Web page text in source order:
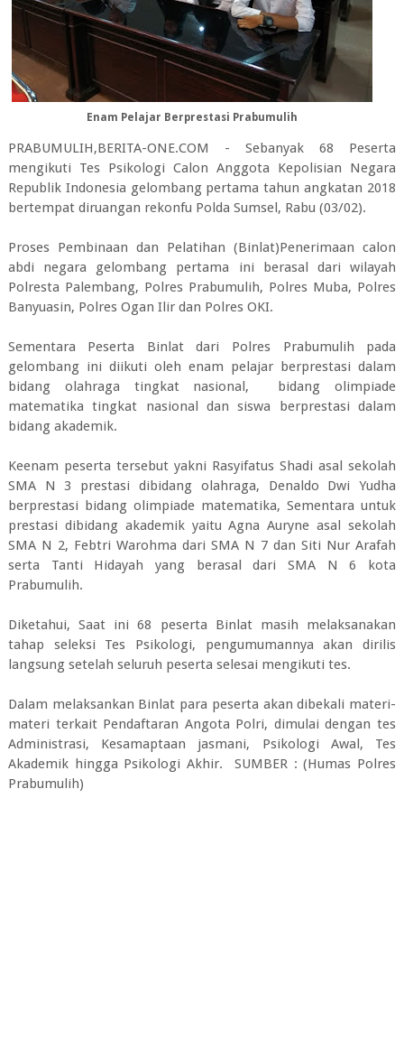
Enam Pelajar Berprestasi Prabumulih
PRABUMULIH,BERITA-ONE.COM - Sebanyak 68 Peserta
mengikuti Tes Psikologi Calon Anggota Kepolisian Negara
Republik Indonesia gelombang pertama tahun angkatan 2018
bertempat diruangan rekonfu Polda Sumsel, Rabu (03/02).
Proses Pembinaan dan Pelatihan (Binlat)Penerimaan calon
abdi negara gelombang pertama ini berasal dari wilayah
Polresta Palembang, Polres Prabumulih, Polres Muba, Polres
Banyuasin, Polres Ogan Ilir dan Polres OKI.
Sementara Peserta Binlat dari Polres Prabumulih pada
gelombang ini diikuti oleh enam pelajar berprestasi dalam
bidang olahraga tingkat nasional, bidang olimpiade
matematika tingkat nasional dan siswa berprestasi dalam
bidang akademik.
Keenam peserta tersebut yakni Rasyifatus Shadi asal sekolah
SMA N 3 prestasi dibidang olahraga, Denaldo Dwi Yudha
berprestasi bidang olimpiade matematika, Sementara untuk
prestasi dibidang akademik yaitu Agna Auryne asal sekolah
SMA N 2, Febtri Warohma dari SMA N 7 dan Siti Nur Arafah
serta Tanti Hidayah yang berasal dari SMA N 6 kota
Prabumulih.
Diketahui, Saat ini 68 peserta Binlat masih melaksanakan
tahap seleksi Tes Psikologi, pengumumannya akan dirilis
langsung setelah seluruh peserta selesai mengikuti tes.
Dalam melaksankan Binlat para peserta akan dibekali materi-
materi terkait Pendaftaran Angota Polri, dimulai dengan tes
Administrasi, Kesamaptaan jasmani, Psikologi Awal, Tes
Akademik hingga Psikologi Akhir. SUMBER : (Humas Polres
Prabumulih)